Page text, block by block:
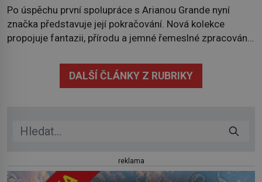
Po úspěchu první spolupráce s Arianou Grande nyní
značka představuje její pokračování. Nová kolekce
propojuje fantazii, přírodu a jemné řemeslné zpracování
třicítka šperků působí hravě a zároveň rafinovaně.
Spolupráce mezi značkou Swarovski a zpěvačkou a
DALŠÍ ČLÁNKY Z RUBRIKY
reklama